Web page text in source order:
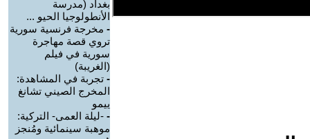
بغداد (مدرسة
الأنطولوجيا الحيو ...
- مخرجة فرنسية سورية
تروي قصة مهاجرة
سورية في فيلم
(الغريبة)
- تجربة في المشاهدة:
المخرج الصيني تشانغ
ييمو
- -ليلة العمى- التركية:
موهبة سينمائية ومُنجز